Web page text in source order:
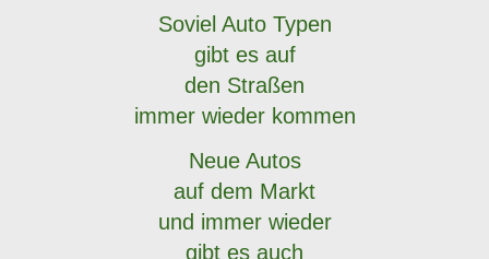
Soviel Auto Typen
gibt es auf
den Straßen
immer wieder kommen
Neue Autos
auf dem Markt
und immer wieder
gibt es auch